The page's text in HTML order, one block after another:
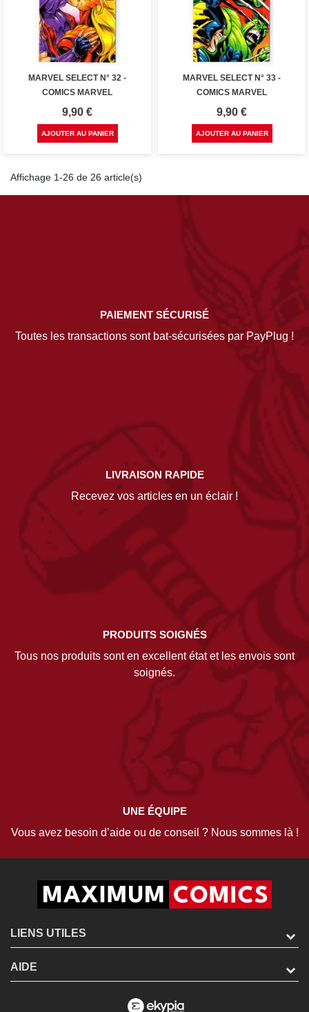
MARVEL SELECT N° 32 -
COMICS MARVEL
Prix
9,90 €
AJOUTER AU PANIER
MARVEL SELECT N° 33 -
COMICS MARVEL
Prix
9,90 €
AJOUTER AU PANIER
Affichage 1-26 de 26 article(s)
PAIEMENT SÉCURISÉ
Toutes les transactions sont bat-sécurisées par PayPlug !
LIVRAISON RAPIDE
Recevez vos articles en un éclair !
PRODUITS SOIGNÉS
Tous nos produits sont en excellent état et les envois sont
soignés.
UNE ÉQUIPE
Vous avez besoin d’aide ou de conseil ? Nous sommes là !
LIENS UTILES
AIDE